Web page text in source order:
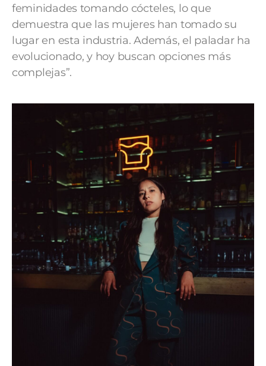
feminidades tomando cócteles, lo que
demuestra que las mujeres han tomado su
lugar en esta industria. Además, el paladar ha
evolucionado, y hoy buscan opciones más
complejas”.